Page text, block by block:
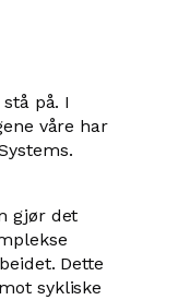
på. I
våre har
gjør det
Dette
sykliske